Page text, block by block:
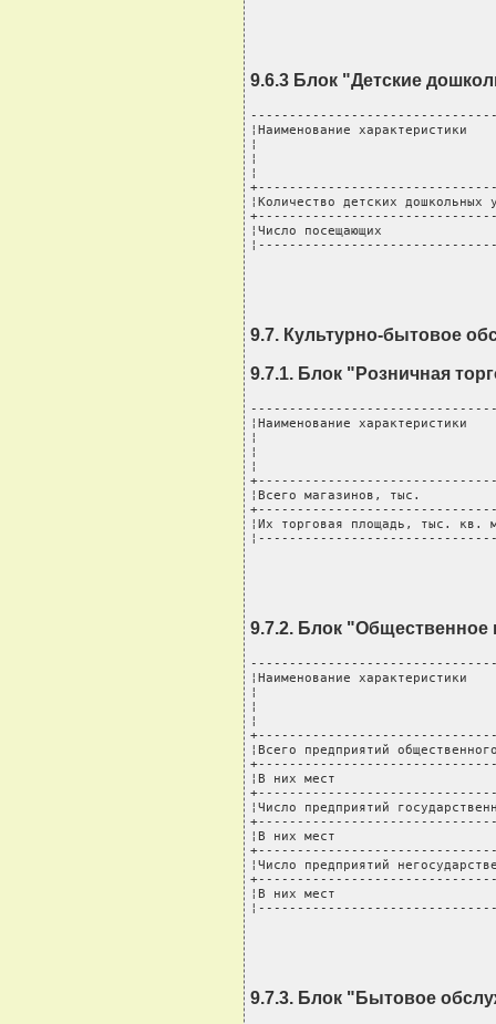
9.6.3 Блок "Детские
¦Наименование
¦
¦
¦
¦Количество детских
¦Число посещающих
9.7. Культурно-бытовое
9.7.1. Блок "Розничная
¦Наименование
¦
¦
¦
¦Всего магазинов, тыс.
¦Их торговая площадь, тыс.
9.7.2. Блок "Общественное
¦Наименование
¦
¦
¦
¦Всего предприятий
¦В них мест
¦Число предприятий
¦В них мест
¦Число предприятий
¦В них мест
9.7.3. Блок "Бытовое